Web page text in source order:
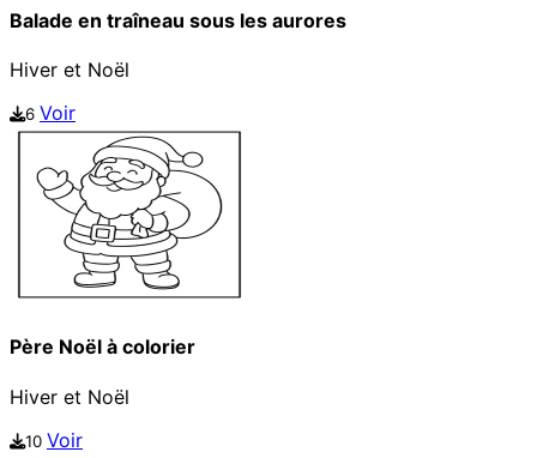
Balade en traîneau sous les aurores
Hiver et Noël
6 Voir
Père Noël à colorier
Hiver et Noël
10 Voir